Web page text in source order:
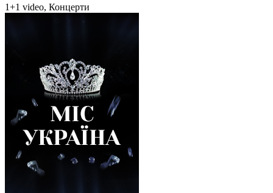
1+1 video, Концерти